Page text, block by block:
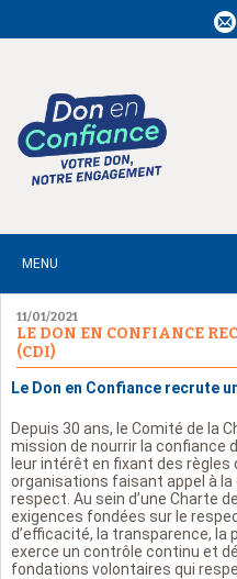
MENU
11/01/2021
LE DON EN CONFIANCE
(CDI)
Le Don en Confiance recrute
Depuis 30 ans, le Comité de la
mission de nourrir la confiance
leur intérêt en fixant des règles
organisations faisant appel à
respect. Au sein d’une Charte
exigences fondées sur le
d’efficacité, la transparence, la
exerce un contrôle continu et
fondations volontaires qui